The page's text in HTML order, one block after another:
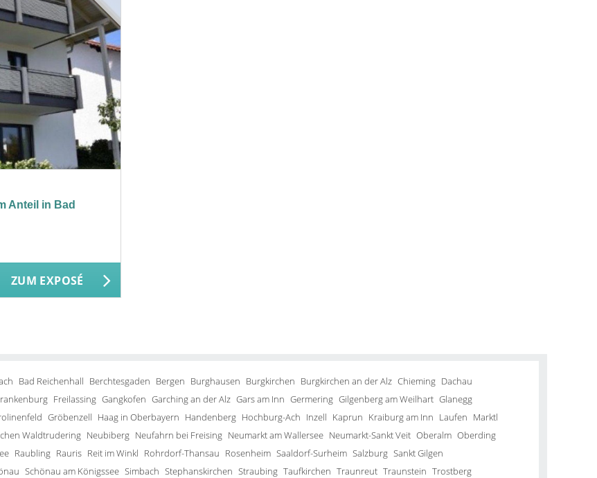
Anteil in Bad
ZUM EXPOSÉ
Bad Reichenhall Berchtesgaden Bergen Burghausen Burgkirchen Burgkirchen an der Alz Chieming Dachau
Freilassing Gangkofen Garching an der Alz Gars am Inn Germering Gilgenberg am Weilhart Glanegg
Gröbenzell Haag in Oberbayern Handenberg Hochburg-Ach Inzell Kaprun Kraiburg am Inn Laufen Marktl
Waldtrudering Neubiberg Neufahrn bei Freising Neumarkt am Wallersee Neumarkt-Sankt Veit Oberalm Oberding
Raubling Rauris Reit im Winkl Rohrdorf-Thansau Rosenheim Saaldorf-Surheim Salzburg Sankt Gilgen
Schönau am Königssee Simbach Stephanskirchen Straubing Taufkirchen Traunreut Traunstein Trostberg